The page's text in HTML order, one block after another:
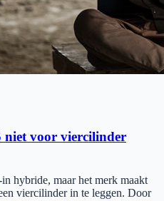
niet voor viercilinder
hybride, maar het merk maakt
viercilinder in te leggen. Door